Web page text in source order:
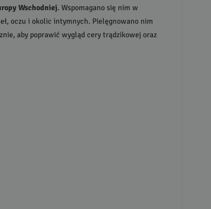
Wschodniej. Wspomagano się nim w
oczu i okolic intymnych. Pielęgnowano nim
aby poprawić wygląd cery trądzikowej oraz